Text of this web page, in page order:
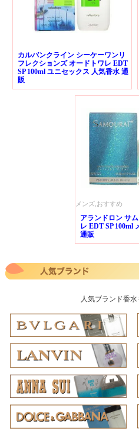
カルバンクライン シーケーワンリ
フレクションズ オードトワレ EDT
SP 100ml ユニセックス 人気香水 通
販
メンズ,おすすめ
アランドロン サ
レ EDT SP 100ml
通販
人気ブランド香